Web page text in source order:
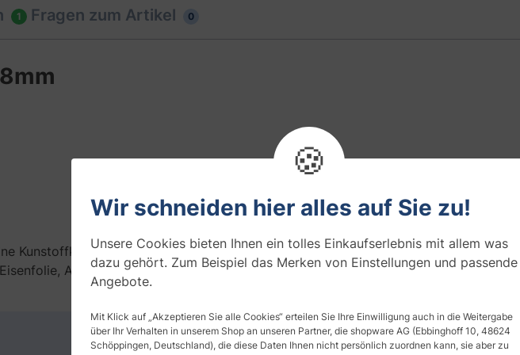
1 Fragen zum Artikel 0
Kunstoffkappe mit Griffrand zur besseren Handhabung. Ideal geeignet für
Art-Nr. 463020 und weiße magnethaftende Whiteboardfolie, Art-Nr. 473020.
FachberaterThomas de Jong- Kundenservice
🍪
Wir schneiden hier alles auf Sie zu!
Unsere Cookies bieten Ihnen ein tolles Einkaufserlebnis mit allem was
dazu gehört. Zum Beispiel das Merken von Einstellungen und passende
Angebote.
Mit Klick auf „Akzeptieren Sie alle Cookies“ erteilen Sie Ihre Einwilligung auch in die Weitergabe
über Ihr Verhalten in unserem Shop an unseren Partner, die shopware AG (Ebbinghoff 10, 48624
Schöppingen, Deutschland), die diese Daten Ihnen nicht persönlich zuordnen kann, sie aber zu